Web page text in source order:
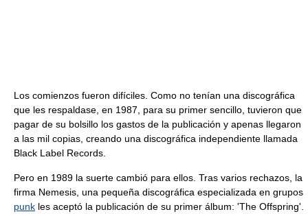
Los comienzos fueron difíciles. Como no tenían una discográfica
que les respaldase, en 1987, para su primer sencillo, tuvieron que
pagar de su bolsillo los gastos de la publicación y apenas llegaron
a las mil copias, creando una discográfica independiente llamada
Black Label Records.
Pero en 1989 la suerte cambió para ellos. Tras varios rechazos, la
firma Nemesis, una pequeña discográfica especializada en grupos
punk les aceptó la publicación de su primer álbum: 'The Offspring'.